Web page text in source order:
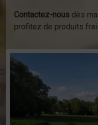
Contactez-nous dès
profitez de produits